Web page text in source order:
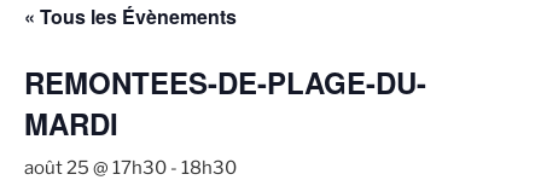
« Tous les Évènements
REMONTEES-DE-PLAGE-DU-
MARDI
août 25 @ 17h30 - 18h30